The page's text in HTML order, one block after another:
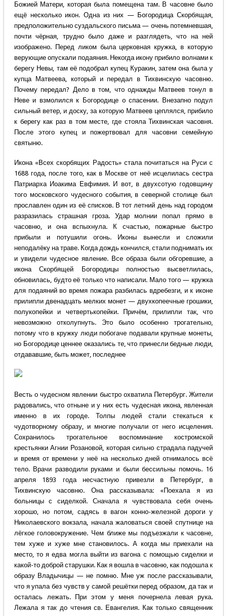
Божией Матери, которая была помещена там. В часовне было
ещё несколько икон. Одна из них — Богородица Скорбящая,
предположительно суздальского письма — очень потемневшая,
почти чёрная, трудно было даже и разглядеть, что на ней
изображено. Перед ликом была церковная кружка, в которую
верующие опускали подаяния. Некогда икону прибило волнами к
берегу Невы, там её подобрал купец Куракин, затем она была у
купца Матвеева, который и передал в Тихвинскую часовню.
Почему передал? Дело в том, что однажды Матвеев тонул в
Неве и взмолился к Богородице о спасении. Внезапно подул
сильный ветер, и доску, за которую Матвеев цеплялся, прибило
к берегу как раз в том месте, где стояла Тихвинская часовня.
После этого купец и пожертвовал для часовни семейную
святыню.
Икона «Всех скорбящих Радость» стала почитаться на Руси с
1688 года, после того, как в Москве от неё исцелилась сестра
Патриарха Иоакима Евфимия. И вот, в двухсотую годовщину
того московского чудесного события, в северной столице был
прославлен один из её списков. В тот летний день над городом
разразилась страшная гроза. Удар молнии попал прямо в
часовню, и она вспыхнула. К счастью, пожарные быстро
прибыли и потушили огонь. Иконы вынесли и сложили
неподалёку на траве. Когда дождь кончился, стали поднимать их
и увидели чудесное явление. Все образа были обгоревшие, а
икона Скорбящей Богородицы полностью высветлилась,
обновилась, будто её только что написали. Мало того — кружка
для подаяний во время пожара разбилась вдребезги, и к иконе
прилипли двенадцать мелких монет — двухкопеечные грошики,
полукопейки и четвертькопейки. Причём, прилипли так, что
невозможно отколупнуть. Это было особенно трогательно,
потому что в кружку люди побогаче подавали крупные монеты,
но Богородице ценнее оказались те, что принесли бедные люди,
отдававшие, быть может, последнее
Весть о чудесном явлении быстро охватила Петербург. Жители
радовались, что отныне и у них есть чудесная икона, явленная
именно в их городе. Толпы людей стали стекаться к
чудотворному образу, и многие получали от него исцеления.
Сохранилось трогательное воспоминание костромской
крестьянки Агнии Розановой, которая сильно страдала падучей
и время от времени у неё на несколько дней отнималось всё
тело. Врачи разводили руками и были бессильны помочь. 16
апреля 1893 года несчастную привезли в Петербург, в
Тихвинскую часовню. Она рассказывала: «Поехала я из
больницы с сиделкой. Сначала я чувствовала себя очень
хорошо, но потом, садясь в вагон конно-железной дороги у
Николаевского вокзала, начала жаловаться своей спутнице на
лёгкое головокружение. Чем ближе мы подъезжали к часовне,
тем хуже и хуже мне становилось. А когда мы приехали на
место, то я едва могла выйти из вагона с помощью сиделки и
какой-то доброй старушки. Как я вошла в часовню, как подошла к
образу Владычицы — не помню. Мне уж после рассказывали,
что я упала без чувств у самой решётки перед образом, да так и
осталась лежать. При этом у меня почернела левая рука.
Лежала я так до чтения св. Евангелия. Как только священник